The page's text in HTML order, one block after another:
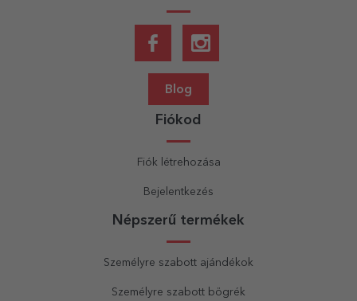
Blog
Fiókod
Fiók létrehozása
Bejelentkezés
Népszerű termékek
Személyre szabott ajándékok
Személyre szabott bögrék